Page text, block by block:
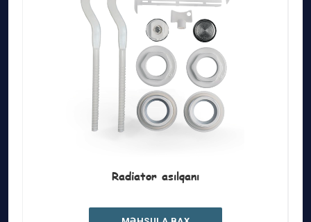
Radiator asılqanı